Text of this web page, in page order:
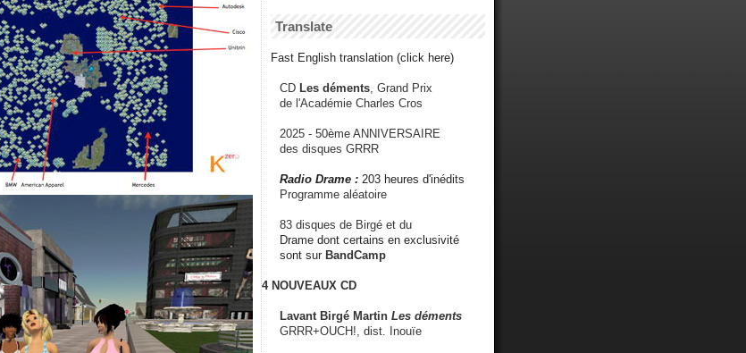
Translate
Fast English translation (click here)
CD Les déments , Grand Prix
de l'Académie Charles Cros
2025 - 50ème ANNIVERSAIRE
des disques GRRR
Radio Drame : 203 heures d'inédits
Programme aléatoire
83 disques de Birgé et du
Drame dont certains en exclusivité
sont sur BandCamp
4 NOUVEAUX CD
Lavant Birgé Martin Les déments
GRRR+OUCH!, dist. Inouïe